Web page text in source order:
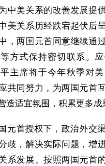
中美关系的改善发展提
美关系历经跌宕起伏后
，两国元首同意继续通
方式保持密切联系。
主席将于今年秋季对
共同努力，为两国元首
造适宜氛围，积累更多成
元首授权下，政治外交
歧，解决实际问题，增
系发展。按照两国元首